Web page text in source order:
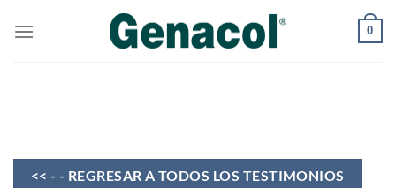
0
<< - - REGRESAR A TODOS LOS TESTIMONIOS